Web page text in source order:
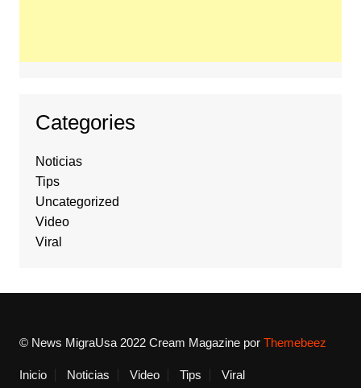
Categories
Noticias
Tips
Uncategorized
Video
Viral
© News MigraUsa 2022Cream Magazine por Themebeez
Inicio Noticias Video Tips Viral